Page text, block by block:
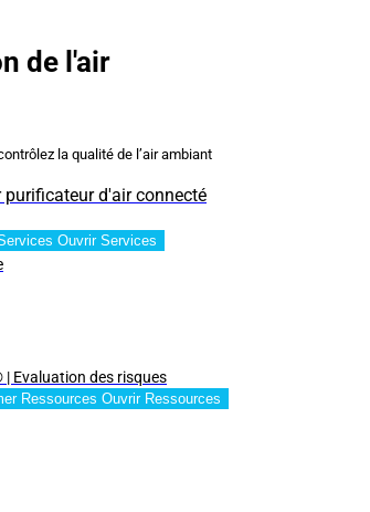
de l'air
la qualité de l’air ambiant
purificateur d'air connecté
Ouvrir Services
| Evaluation des risques
Ressources Ouvrir Ressources